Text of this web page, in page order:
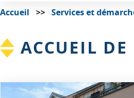
Accueil Services et
ACCUEIL